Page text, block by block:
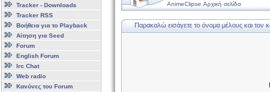
Tracker - Downloads
Tracker RSS
Βοήθεια για το Playback
Αίτηση για Seed
Forum
English Forum
Irc Chat
Web radio
Κανόνες του Forum
AnimeClipse Αρχική σελίδα
Παρακαλώ εισάγετε το όνομα μέλους και τον